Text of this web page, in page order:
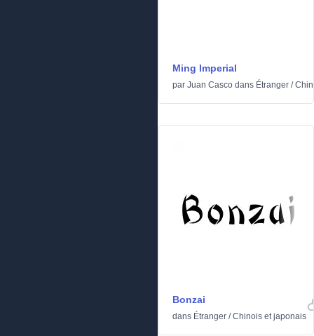
Ming Imperial
par Juan Casco dans Étranger /
Bonzai
dans Étranger /Chinois et japonais